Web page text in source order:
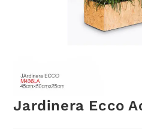
Jardinera Ecco